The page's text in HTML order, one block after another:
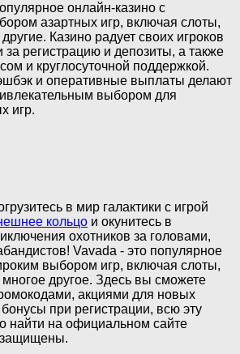
онлайн-казино с
азартных игр, включая слоты,
Казино радует своих игроков
регистрацию и депозиты, а также
и круглосуточной поддержкой.
и оперативные выплаты делают
выбором для
игр.
в мир галактики с игрой
кольцо и окунитесь в
охотников за головами,
Vavada - это популярное
выбором игр, включая слоты,
многое другое. Здесь вы сможете
акциями для новых
бонусы при регистрации, всю эту
на официальном сайте